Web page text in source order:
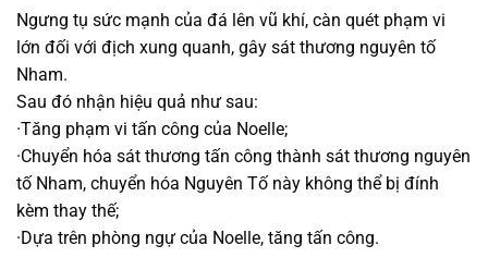
Ngưng tụ sức mạnh của đá lên vũ khí, càn quét phạm vi
lớn đối với địch xung quanh, gây sát thương nguyên tố
Nham.
Sau đó nhận hiệu quả như sau:
·Tăng phạm vi tấn công của Noelle;
·Chuyển hóa sát thương tấn công thành sát thương nguyên
tố Nham, chuyển hóa Nguyên Tố này không thể bị đính
kèm thay thế;
·Dựa trên phòng ngự của Noelle, tăng tấn công.